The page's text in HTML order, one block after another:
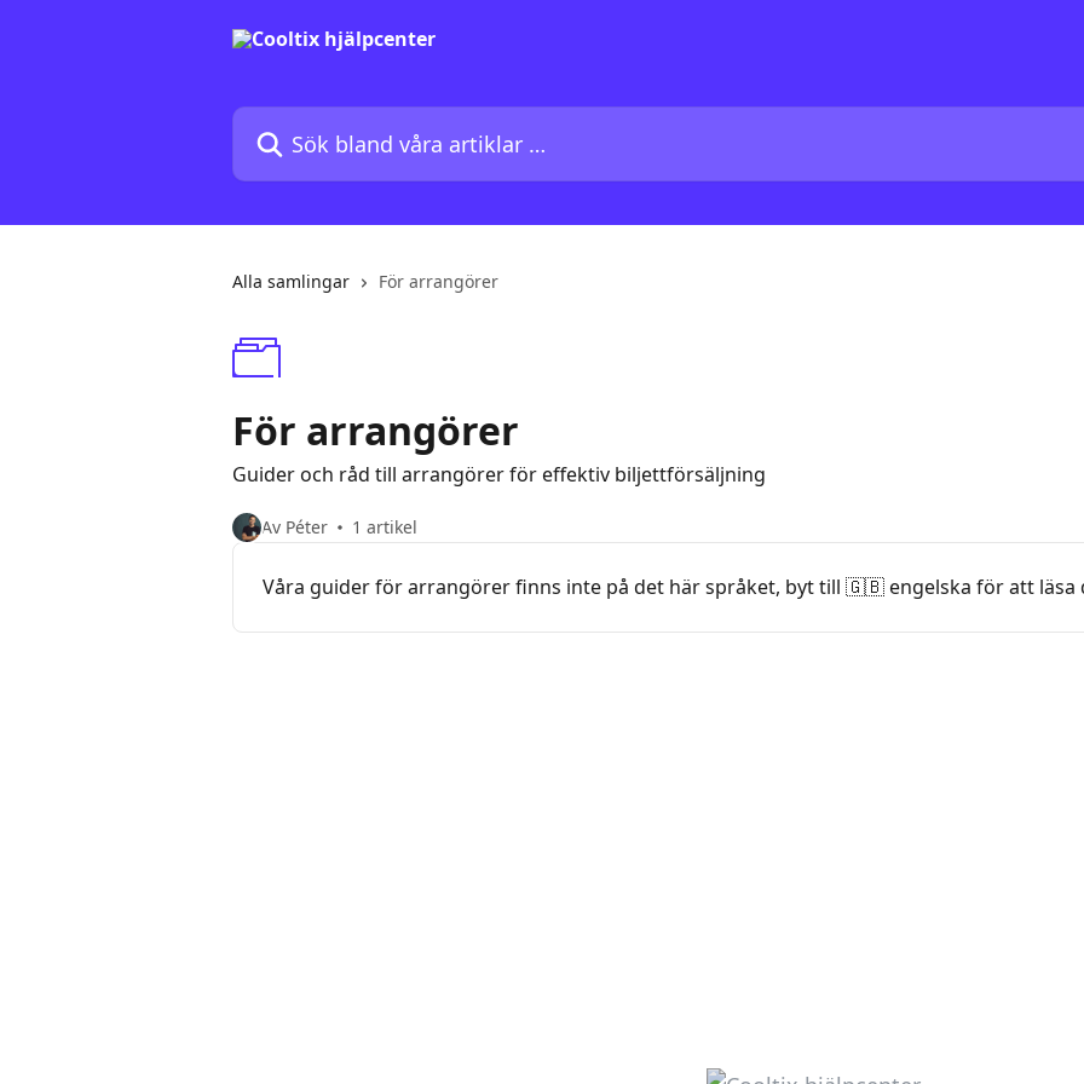
Sök bland våra artiklar …
Alla samlingar För arrangörer
För arrangörer
Guider och råd till arrangörer för effektiv biljettförsäljning
Av Péter 1 artikel
Våra guider för arrangörer finns inte på det här språket, byt till 🇬🇧 engelska för att läsa